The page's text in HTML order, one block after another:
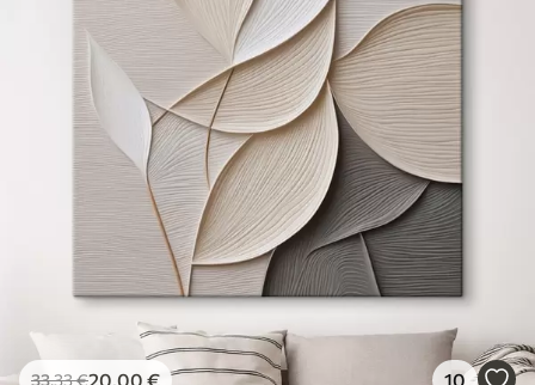
Eco-Premium
.00
33.33€20.00 € 10